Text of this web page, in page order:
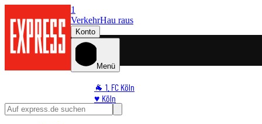
1
VerkehrHau raus
Konto
Menü
🐐 1. FC Köln
♥️ Köln